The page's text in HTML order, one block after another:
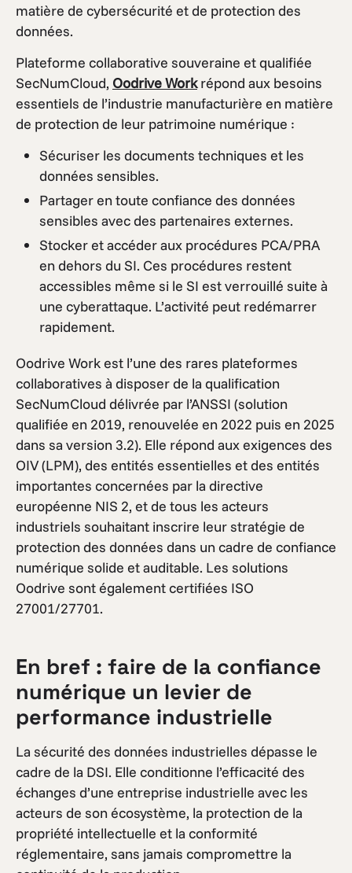
matière de cybersécurité et de protection des
données.
Plateforme collaborative souveraine et qualifiée
SecNumCloud, Oodrive Workrépond aux besoins
essentiels de l’industrie manufacturière en matière
de protection de leur patrimoine numérique :
Sécuriser les documents techniques et les
données sensibles.
Partager en toute confiance des données
sensibles avec des partenaires externes.
Stocker et accéder aux procédures PCA/PRA
en dehors du SI. Ces procédures restent
accessibles même si le SI est verrouillé suite à
une cyberattaque. L’activité peut redémarrer
rapidement.
Oodrive Work est l’une des rares plateformes
collaboratives à disposer de la qualification
SecNumCloud délivrée par l’ANSSI (solution
qualifiée en 2019, renouvelée en 2022 puis en 2025
dans sa version 3.2). Elle répond aux exigences des
OIV (LPM), des entités essentielles et des entités
importantes concernées par la directive
européenne NIS 2, et de tous les acteurs
industriels souhaitant inscrire leur stratégie de
protection des données dans un cadre de confiance
numérique solide et auditable. Les solutions
Oodrive sont également certifiées ISO
27001/27701.
En bref : faire de la confiance
numérique un levier de
performance industrielle
La sécurité des données industrielles dépasse le
cadre de la DSI. Elle conditionne l’efficacité des
échanges d’une entreprise industrielle avec les
acteurs de son écosystème, la protection de la
propriété intellectuelle et la conformité
réglementaire, sans jamais compromettre la